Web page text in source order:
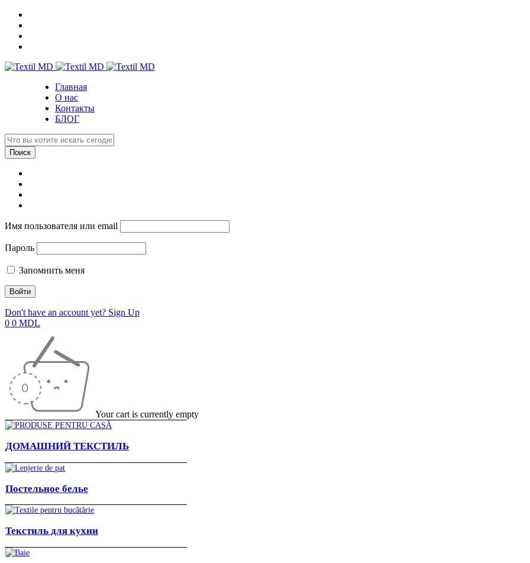
Главная
О нас
Контакты
БЛОГ
Имя пользователя или email
Пароль
Запомнить меня
Don't have an account yet? Sign Up
0 0 MDL
Your cart is currently empty
ДОМАШНИЙ ТЕКСТИЛЬ
Постельное белье
Текстиль для кухни